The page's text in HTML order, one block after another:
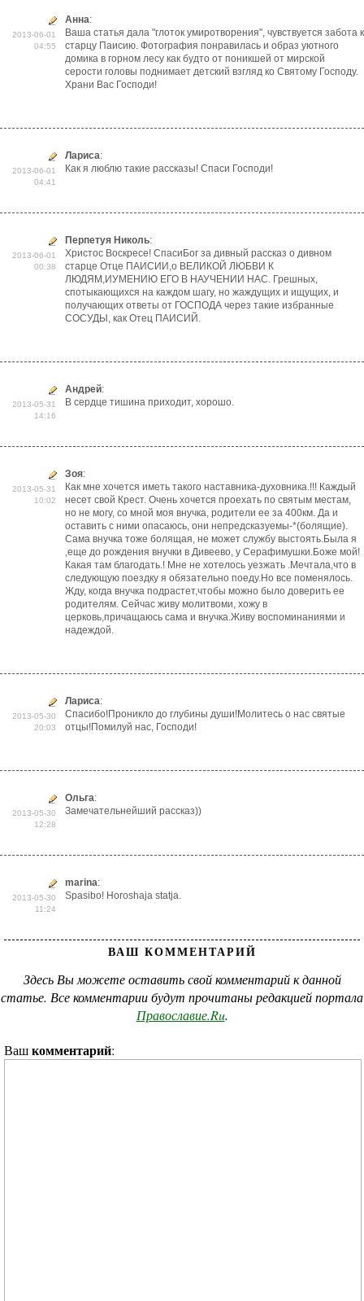
2013-06-01
04:55
Анна:
Ваша статья дала "глоток умиротворения", чувствуется забота к
старцу Паисию. Фотография понравилась и образ уютного
домика в горном лесу как будто от поникшей от мирской
серости головы поднимает детский взгляд ко Святому Господу.
Храни Вас Господи!
2013-06-01
04:41
Лариса:
Как я люблю такие рассказы! Спаси Господи!
2013-06-01
00:38
Перпетуя Николь:
Христос Воскресе! СпасиБог за дивный рассказ о дивном
старце Отце ПАИСИИ,о ВЕЛИКОЙ ЛЮБВИ К
ЛЮДЯМ,ИУМЕНИЮ ЕГО В НАУЧЕНИИ НАС. Грешных,
спотыкающихся на каждом шагу, но жаждущих и ищущих, и
получающих ответы от ГОСПОДА через такие избранные
СОСУДЫ, как Отец ПАИСИЙ.
2013-05-31
14:16
Андрей:
В сердце тишина приходит, хорошо.
2013-05-31
10:02
Зоя:
Как мне хочется иметь такого наставника-духовника.!!! Каждый
несет свой Крест. Очень хочется проехать по святым местам,
но не могу, со мной моя внучка, родители ее за 400км. Да и
оставить с ними опасаюсь, они непредсказуемы-*(болящие).
Сама внучка тоже болящая, не может службу выстоять.Была я
,еще до рождения внучки в Дивеево, у Серафимушки.Боже мой!
Какая там благодать.! Мне не хотелось уезжать .Мечтала,что в
следующую поездку я обязательно поеду.Но все поменялось.
Жду, когда внучка подрастет,чтобы можно было доверить ее
родителям. Сейчас живу молитвоми, хожу в
церковь,причащаюсь сама и внучка.Живу воспоминаниями и
надеждой.
2013-05-30
20:03
Лариса:
Спасибо!Проникло до глубины души!Молитесь о нас святые
отцы!Помилуй нас, Господи!
2013-05-30
12:28
Ольга:
Замечательнейший рассказ))
2013-05-30
11:24
marina:
Spasibo! Horoshaja statja.
ВАШ КОММЕНТАРИЙ
Здесь Вы можете оставить свой комментарий к данной
статье. Все комментарии будут прочитаны редакцией портала
Православие.Ru.
Вашкомментарий: